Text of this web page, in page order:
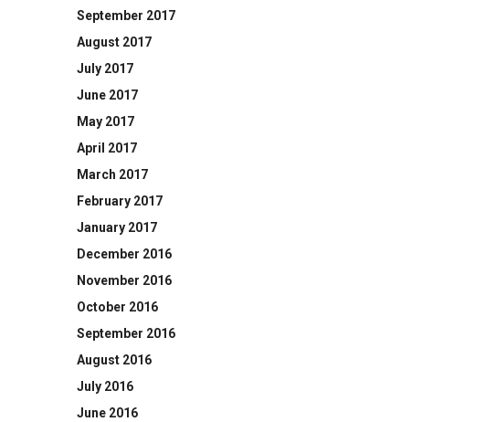
September 2017
August 2017
July 2017
June 2017
May 2017
April 2017
March 2017
February 2017
January 2017
December 2016
November 2016
October 2016
September 2016
August 2016
July 2016
June 2016